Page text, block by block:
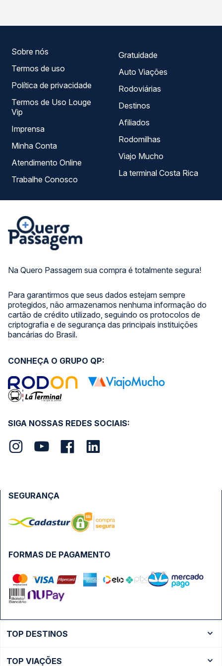
Na Quero Passagem sua compra é totalmente segura!
Para garantirmos que seus dados estejam sempre
protegidos, não armazenamos nenhuma informação do
cartão de crédito utilizado, seguindo os protocolos de
criptografia e de segurança das principais instituições
bancárias do Brasil.
Sobre nós
Termos de uso
Política de privacidade
Termos de Uso Louge
Vip
Imprensa
Minha Conta
Atendimento Online
Trabalhe Conosco
Gratuidade
Auto Viações
Rodoviárias
Destinos
Afiliados
Rodomilhas
Viajo Mucho
La terminal Costa Rica
SIGA NOSSAS REDES SOCIAIS:
CONHEÇA O GRUPO QP:
FORMAS DE PAGAMENTO
SEGURANÇA
TOP DESTINOS
TOP VIAÇÕES